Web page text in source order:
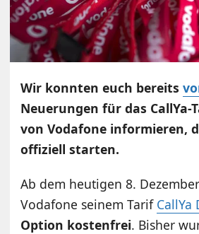
Wir konnten euch bereits
Neuerungen für das CallYa-
von Vodafone informieren,
offiziell starten.
Ab dem heutigen 8.
Vodafone seinem Tarif CallYa
Option kostenfrei. Bisher